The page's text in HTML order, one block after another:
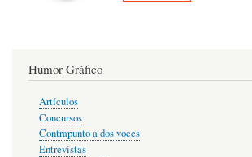
Humor Gráfico
Artículos
Concursos
Contrapunto a dos voces
Entrevistas